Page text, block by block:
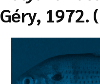
Géry, 1972.